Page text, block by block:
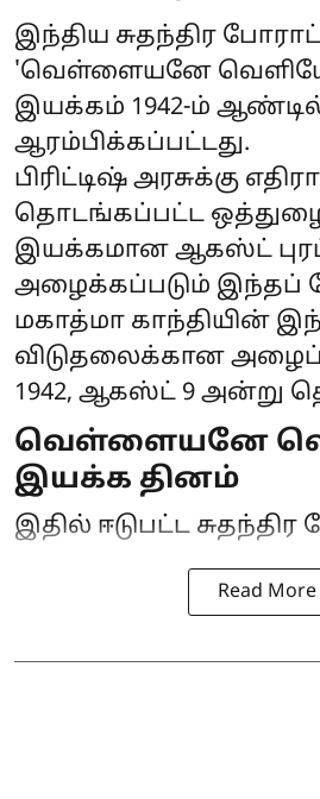
இந்திய சுதந்திர
'வெள்ளையனே
இயக்கம் 1942-ம்
ஆரம்பிக்கப்பட்டது.
பிரிட்டிஷ் அரசுக்கு
தொடங்கப்பட்ட
இயக்கமான ஆகஸ்ட்
அழைக்கப்படும் இந்தப்
மகாத்மா காந்தியின்
விடுதலைக்கான
1942, ஆகஸ்ட் 9 அன்று
வெள்ளையனே
இயக்க தினம்
இதில் ஈடுபட்ட சுதந்திர
Read More